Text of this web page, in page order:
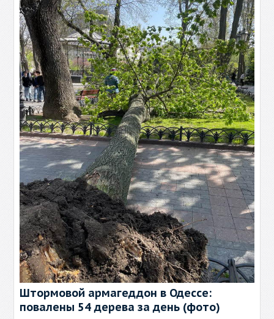
Штормовой армагеддон в Одессе:
повалены 54 дерева за день (фото)